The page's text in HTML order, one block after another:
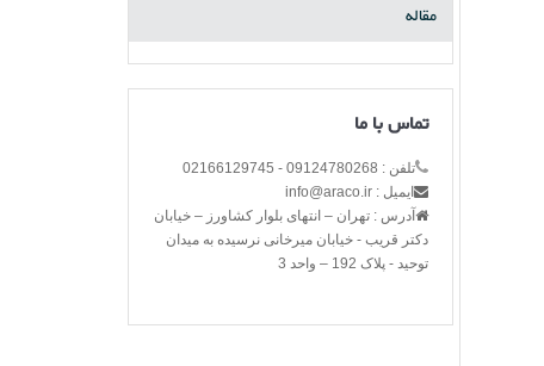
مقاله
تماس با ما
تلفن : 09124780268 - 02166129745
ایمیل : info@araco.ir
آدرس : تهران – انتهای بلوار کشاورز – خیابان
دکتر قریب - خیابان میرخانی نرسیده به میدان
توحید - پلاک 192 – واحد 3